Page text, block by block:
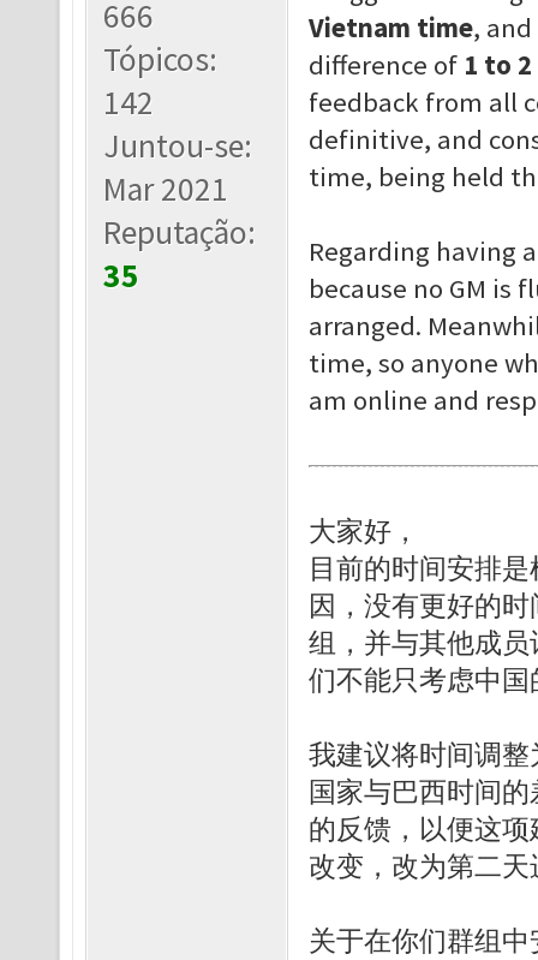
666
Tópicos:
142
Juntou-se:
Mar 2021
Reputação:
35
Vietnam time,
difference of 1 to
feedback from all
definitive, and
time, being held
Regarding having
because no GM is
arranged.
time, so anyone
am online and
大家好，
目前的时间安排
因，没有更好的
组，并与其他成
们不能只考虑中
我建议将时间调
国家与巴西时间
的反馈，以便这项
改变，改为第二天
关于在你们群组中